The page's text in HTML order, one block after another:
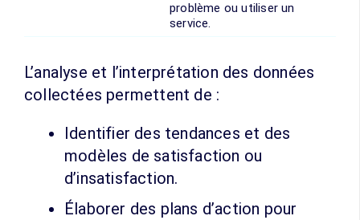
problème ou utiliser un
service.
L’analyse et l’interprétation des données
collectées permettent de :
Identifier des tendances et des
modèles de satisfaction ou
d’insatisfaction.
Élaborer des plans d’action pour